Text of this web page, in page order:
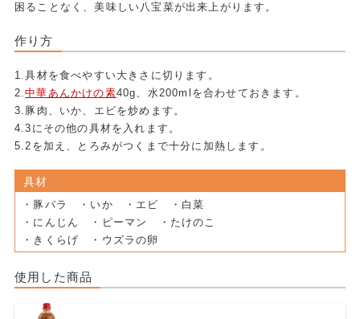
困ることなく、美味しい八宝菜が出来上がります。
作り方
1.具材を食べやすい大きさに切ります。
2.中華あんかけの素40g、水200mlを合わせておきます。
3.豚肉、いか、エビを炒めます。
4.3にその他の具材を入れます。
5.2を加え、とろみがつくまで十分に加熱します。
具材
・豚バラ ・いか ・エビ ・白菜
・にんじん ・ピーマン ・たけのこ
・きくらげ ・ウズラの卵
使用した商品